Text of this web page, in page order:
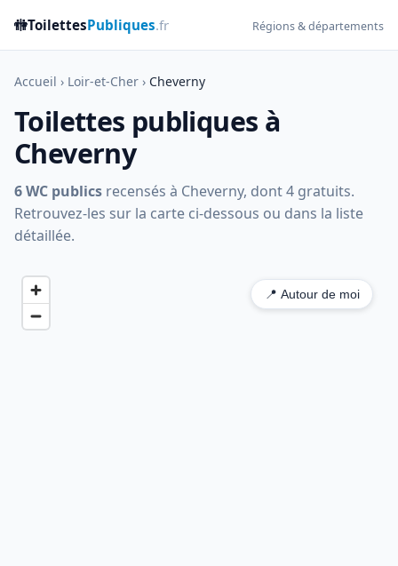
🚻ToilettesPubliques.fr Régions & départements
Accueil › Loir-et-Cher › Cheverny
Toilettes publiques à
Cheverny
6 WC publics recensés à Cheverny, dont 4 gratuits.
Retrouvez-les sur la carte ci-dessous ou dans la liste
détaillée.
📍 Autour de moi